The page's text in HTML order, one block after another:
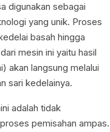
digunakan sebagai
yang unik. Proses
basah hingga
mesin ini yaitu hasil
akan langsung melalui
sari kedelainya.
adalah tidak
pemisahan ampas.